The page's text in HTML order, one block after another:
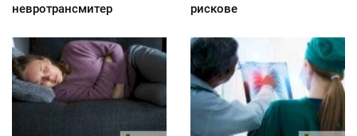
невротрансмитер
рискове